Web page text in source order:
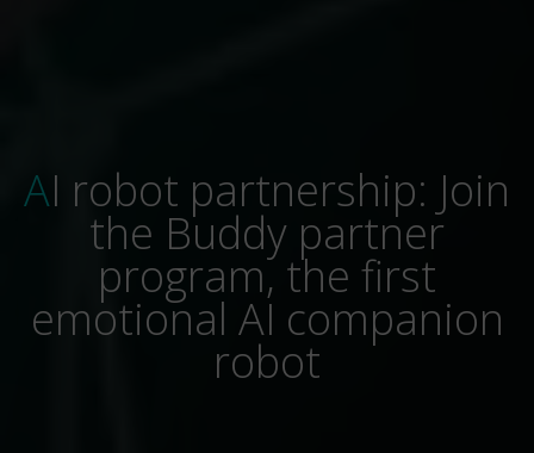
AI robot partnership: Join
the Buddy partner
program, the first
emotional AI companion
robot